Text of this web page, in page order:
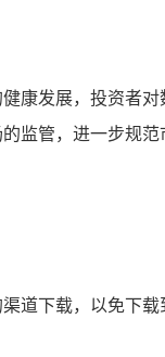
康发展，投资者
管，进一步规
道下载，以免下